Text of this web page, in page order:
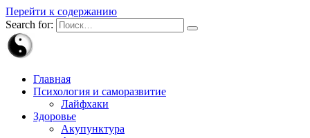
Перейти к содержанию
Search for:
Главная
Психология и саморазвитие
Лайфхаки
Здоровье
Акупунктура